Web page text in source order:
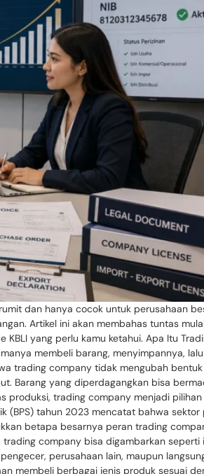
dan hanya cocok untuk perusahaan
Artikel ini akan membahas tuntas
yang perlu kamu ketahui. Apa Itu
membeli barang, menyimpannya,
trading company tidak mengubah
Barang yang diperdagangkan bisa
produksi, trading company menjadi
(BPS) tahun 2023 mencatat bahwa sektor
betapa besarnya peran trading
trading company bisa digambarkan seperti
perusahaan lain, maupun
membeli berbagai jenis produk sesuai